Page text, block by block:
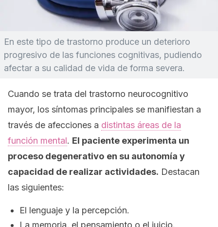
En este tipo de trastorno produce un deterioro
progresivo de las funciones cognitivas, pudiendo
afectar a su calidad de vida de forma severa.
Cuando se trata del trastorno neurocognitivo
mayor, los síntomas principales se manifiestan a
través de afecciones a distintas áreas de la
función mental. El paciente experimenta un
proceso degenerativo en su autonomía y
capacidad de realizar actividades. Destacan
las siguientes:
El lenguaje y la percepción.
La memoria, el pensamiento o el juicio.